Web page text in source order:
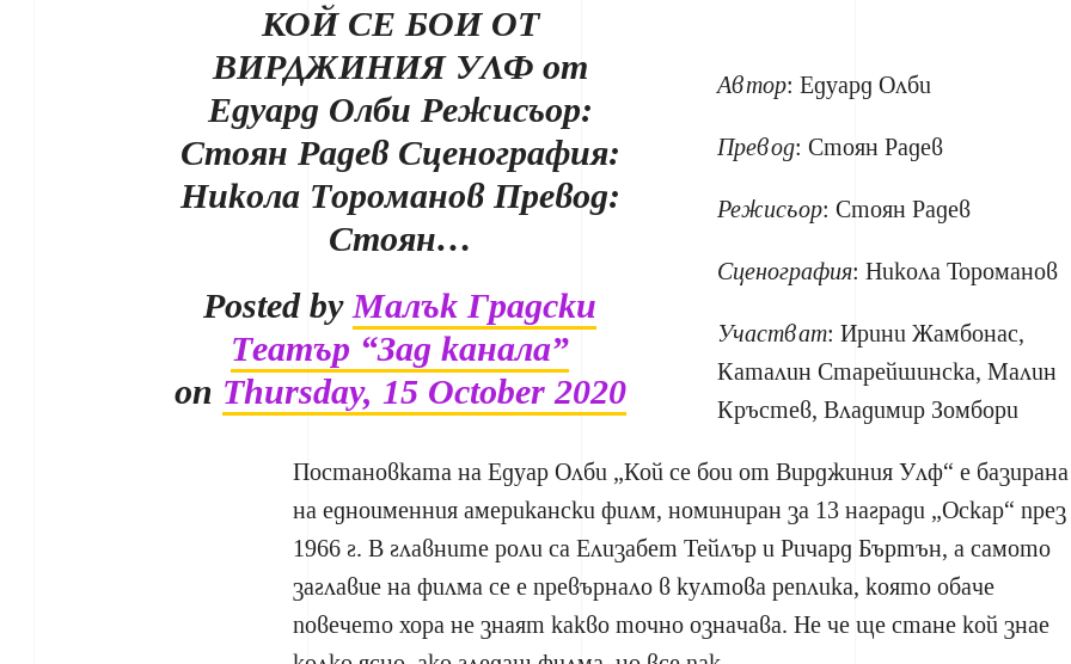
КОЙ СЕ БОИ ОТ
ВИРДЖИНИЯ УЛФ от
Едуард Олби Режисьор:
Стоян Радев Сценография:
Никола Тороманов Превод:
Стоян…
Posted byМалък Градски
Театър “Зад канала”
on Thursday, 15 October 2020
Автор: Едуард Олби
Превод: Стоян Радев
Режисьор: Стоян Радев
Сценография: Никола Тороманов
Участват: Ирини Жамбонас,
Каталин Старейшинска, Малин
Кръстев, Владимир Зомбори
Постановката на Едуар Олби „Кой се бои от Вирджиния Улф“ е базирана
на едноименния американски филм, номиниран за 13 награди „Оскар“ през
1966 г. В главните роли са Елизабет Тейлър и Ричард Бъртън, а самото
заглавие на филма се е превърнало в култова реплика, която обаче
повечето хора не знаят какво точно означава. Не че ще стане кой знае